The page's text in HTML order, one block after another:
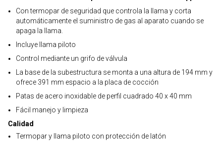
Con termopar de seguridad que controla la llama y corta
automáticamente el suministro de gas al aparato cuando se
apaga la llama.
Incluye llama piloto
Control mediante un grifo de válvula
La base de la subestructura se monta a una altura de 194 mm y
ofrece 391 mm espacio a la placa de cocción
Patas de acero inoxidable de perfil cuadrado 40 x 40 mm
Fácil manejo y limpieza
Calidad
Termopar y llama piloto con protección de latón